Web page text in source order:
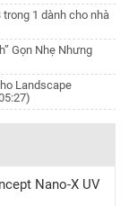
trong 1 dành cho nhà
Gọn Nhẹ Nhưng
Landscape
Nano-X UV